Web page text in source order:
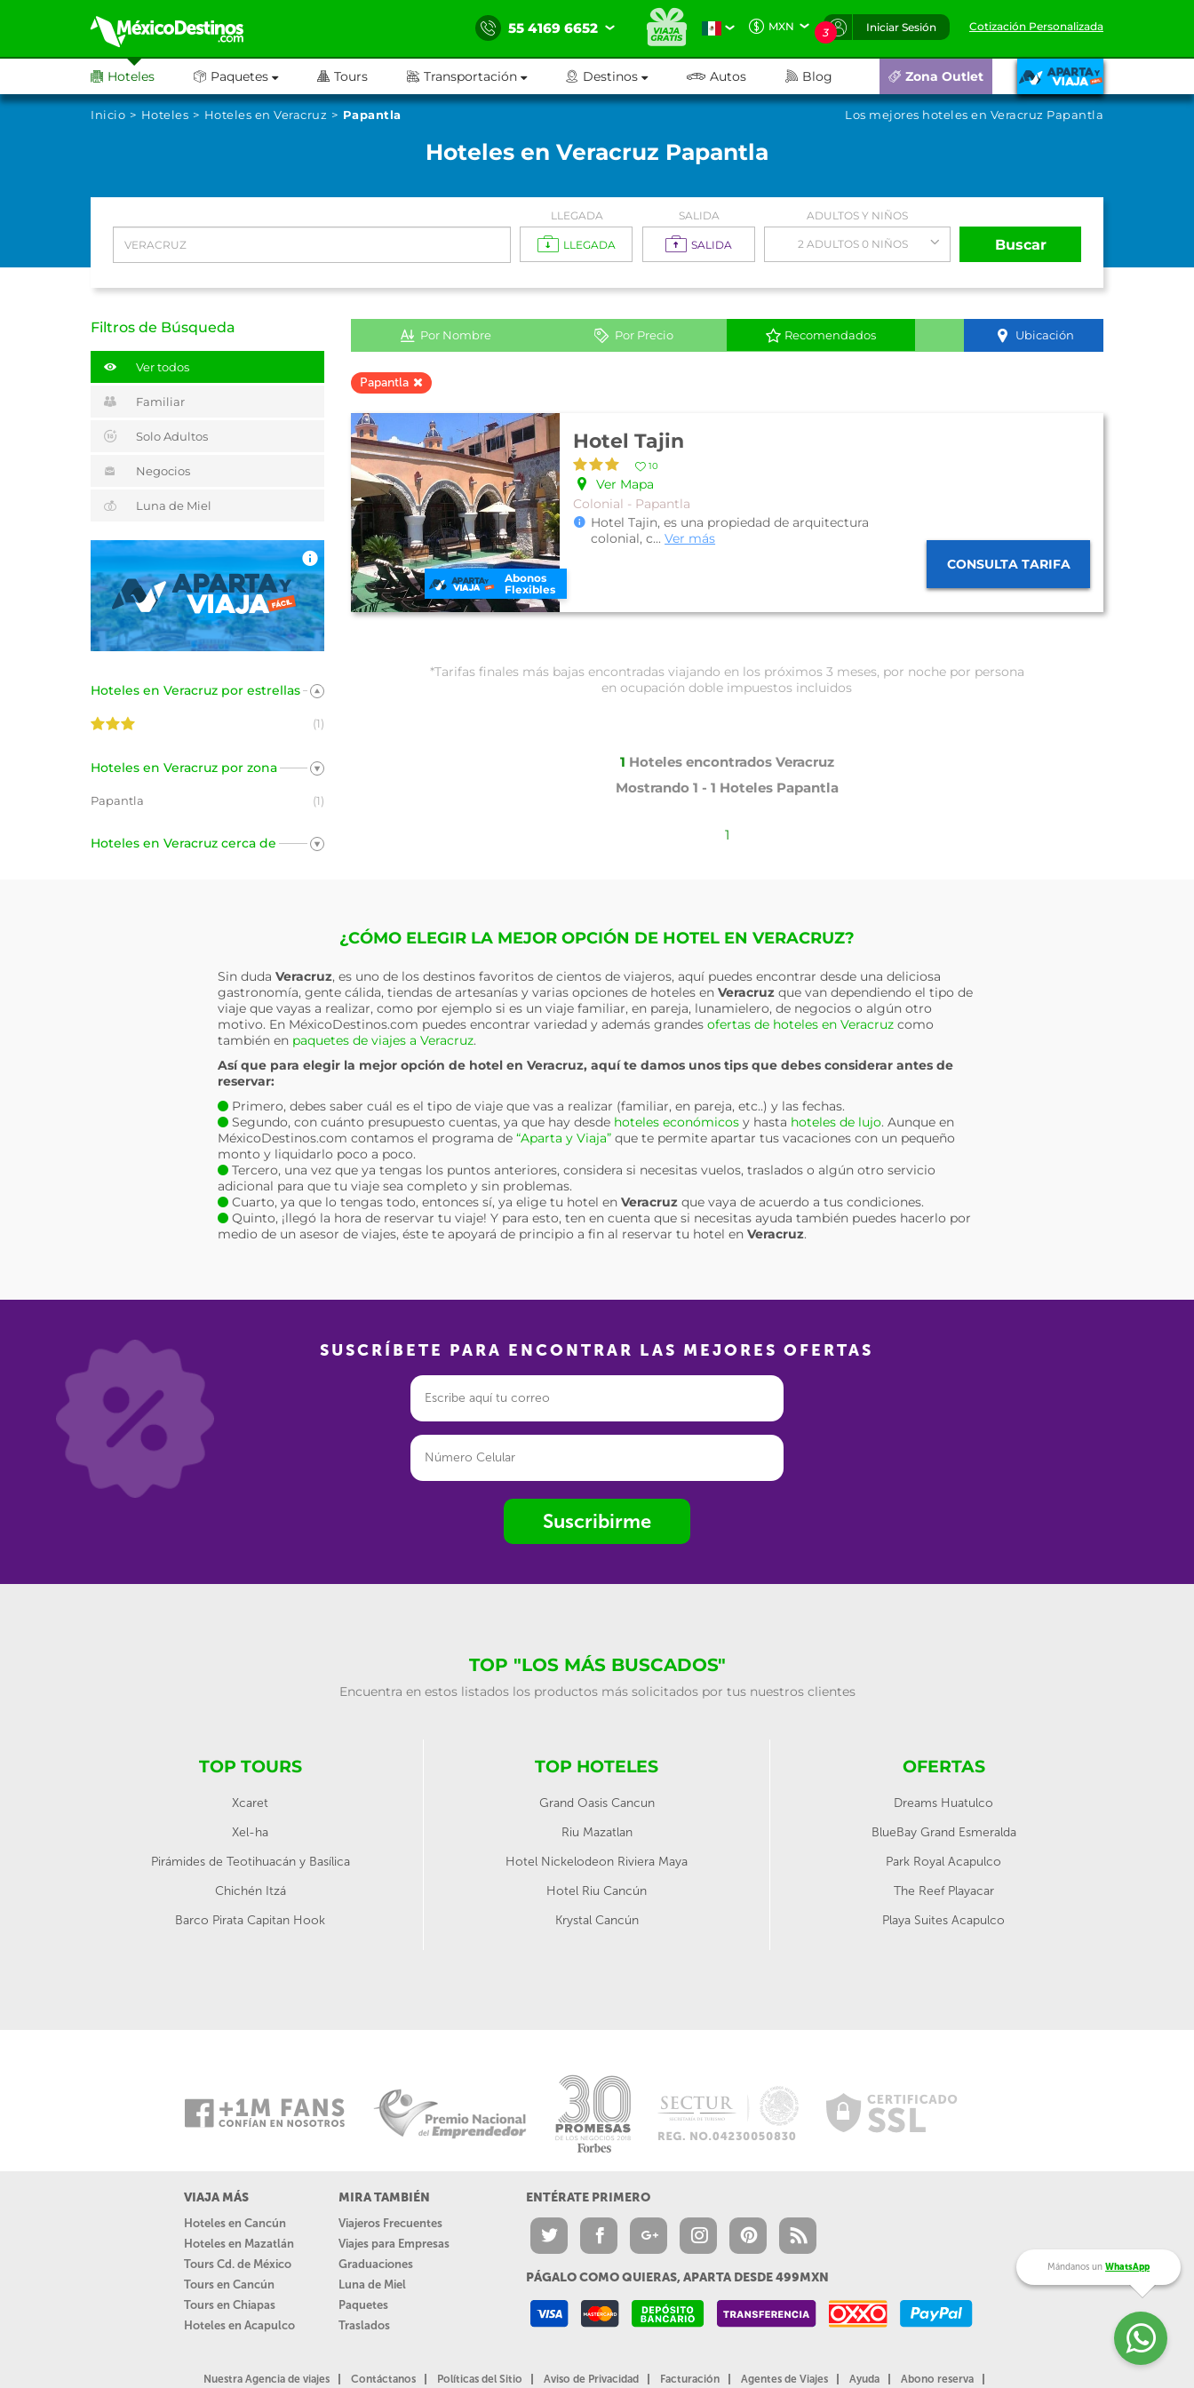
55 4169 6652 MXN 3 Iniciar Sesión Cotización Personalizada
Hoteles Paquetes Tours Transportación Destinos Autos Blog Zona Outlet
Inicio Hoteles Hoteles en Veracruz Papantla Los mejores hoteles en Veracruz Papantla
Hoteles en Veracruz Papantla
LLEGADA
LLEGADA
SALIDA
SALIDA
ADULTOS Y NIÑOS
2 ADULTOS 0 NIÑOS Buscar
Filtros de Búsqueda
Ver todos
Familiar
Solo Adultos
Negocios
Luna de Miel
Hoteles en Veracruz por estrellas
(1)
Hoteles en Veracruz por zona
Papantla (1)
Hoteles en Veracruz cerca de
Por Nombre Por Precio Recomendados Ubicación
Papantla
Abonos
Flexibles
Hotel Tajin
10
Ver Mapa
Colonial - Papantla
Hotel Tajin, es una propiedad de arquitectura
colonial, c...Ver más
CONSULTA TARIFA
*Tarifas finales más bajas encontradas viajando en los próximos 3 meses, por noche por persona
en ocupación doble impuestos incluidos
1 Hoteles encontrados Veracruz
Mostrando 1 - 1 Hoteles Papantla
1
¿CÓMO ELEGIR LA MEJOR OPCIÓN DE HOTEL EN VERACRUZ?
Sin duda Veracruz, es uno de los destinos favoritos de cientos de viajeros, aquí puedes encontrar desde una deliciosa
gastronomía, gente cálida, tiendas de artesanías y varias opciones de hoteles en Veracruzque van dependiendo el tipo de
viaje que vayas a realizar, como por ejemplo si es un viaje familiar, en pareja, lunamielero, de negocios o algún otro
motivo. En MéxicoDestinos.com puedes encontrar variedad y además grandes ofertas de hoteles en Veracruzcomo
también en paquetes de viajes a Veracruz.
Así que para elegir la mejor opción de hotel en Veracruz, aquí te damos unos tips que debes considerar antes de
reservar:
Primero, debes saber cuál es el tipo de viaje que vas a realizar (familiar, en pareja, etc..) y las fechas.
Segundo, con cuánto presupuesto cuentas, ya que hay desde hoteles económicosy hasta hoteles de lujo. Aunque en
MéxicoDestinos.com contamos el programa de “Aparta y Viaja”que te permite apartar tus vacaciones con un pequeño
monto y liquidarlo poco a poco.
Tercero, una vez que ya tengas los puntos anteriores, considera si necesitas vuelos, traslados o algún otro servicio
adicional para que tu viaje sea completo y sin problemas.
Cuarto, ya que lo tengas todo, entonces sí, ya elige tu hotel en Veracruzque vaya de acuerdo a tus condiciones.
Quinto, ¡llegó la hora de reservar tu viaje! Y para esto, ten en cuenta que si necesitas ayuda también puedes hacerlo por
medio de un asesor de viajes, éste te apoyará de principio a fin al reservar tu hotel en Veracruz.
SUSCRÍBETE PARA ENCONTRAR LAS MEJORES OFERTAS
Suscribirme
TOP "LOS MÁS BUSCADOS"
Encuentra en estos listados los productos más solicitados por tus nuestros clientes
TOP TOURS
Xcaret
Xel-ha
Pirámides de Teotihuacán y Basílica
Chichén Itzá
Barco Pirata Capitan Hook
TOP HOTELES
Grand Oasis Cancun
Riu Mazatlan
Hotel Nickelodeon Riviera Maya
Hotel Riu Cancún
Krystal Cancún
OFERTAS
Dreams Huatulco
BlueBay Grand Esmeralda
Park Royal Acapulco
The Reef Playacar
Playa Suites Acapulco
VIAJA MÁS
Hoteles en Cancún
Hoteles en Mazatlán
Tours Cd. de México
Tours en Cancún
Tours en Chiapas
Hoteles en Acapulco
MIRA TAMBIÉN
Viajeros Frecuentes
Viajes para Empresas
Graduaciones
Luna de Miel
Paquetes
Traslados
ENTÉRATE PRIMERO
PÁGALO COMO QUIERAS, APARTA DESDE 499MXN
Nuestra Agencia de viajes Contáctanos Políticas del Sitio Aviso de Privacidad Facturación Agentes de Viajes Ayuda Abono reserva
Mándanos un WhatsApp